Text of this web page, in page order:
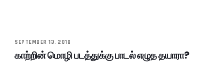
SEPTEMBER 13, 2018
காற்றின் மொழி படத்துக்கு பாடல் எழுத தயாரா?